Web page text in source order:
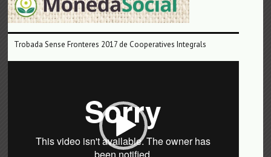
Trobada Sense Fronteres 2017 de Cooperatives Integrals